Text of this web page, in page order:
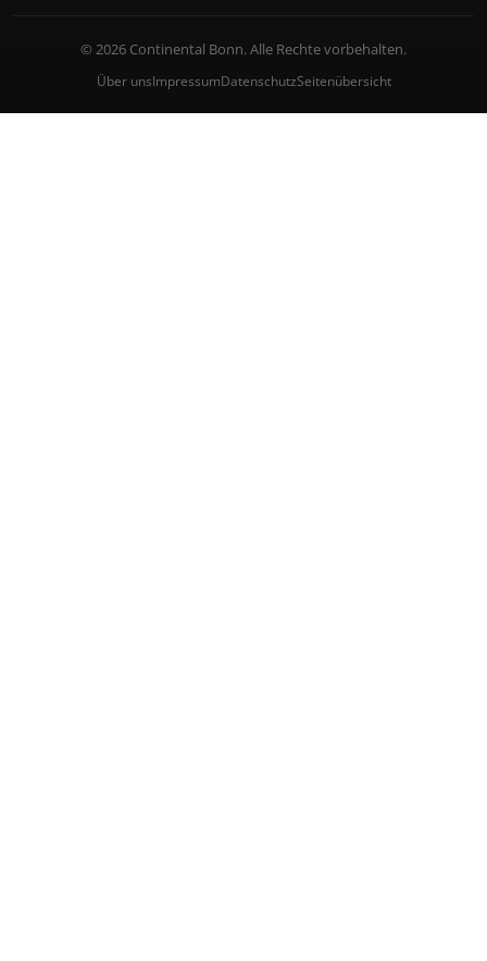
© 2026 Continental Bonn. Alle Rechte vorbehalten.
Über unsImpressumDatenschutzSeitenübersicht